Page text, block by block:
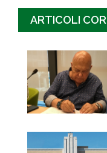
ARTICOLI